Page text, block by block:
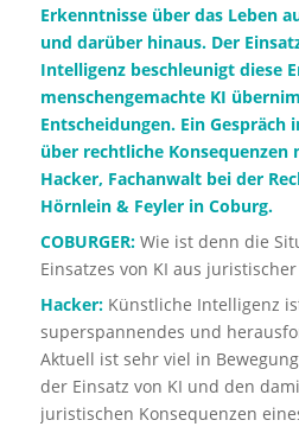
Erkenntnisse über das Leben
und darüber hinaus. Der
Intelligenz beschleunigt diese
menschengemachte KI
Entscheidungen. Ein Gespräch
über rechtliche Konsequenzen
Hacker, Fachanwalt bei der
Hörnlein & Feyler in Coburg.
COBURGER:Wie ist denn die
Einsatzes von KI aus juristischer
Hacker:Künstliche Intelligenz
superspannendes und
Aktuell ist sehr viel in
der Einsatz von KI und den
juristischen Konsequenzen